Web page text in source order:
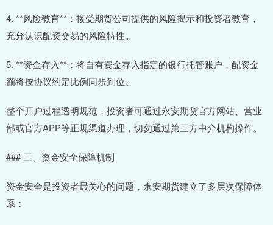
4. **风险教育**：接受期货公司提供的风险揭示和投资者教育，
充分认识配资交易的风险特性。
5. **资金存入**：将自有资金存入指定的银行托管账户，配资金
额将按协议约定比例同步到位。
整个开户过程透明规范，投资者可通过永安期货官方网站、营业
部或官方APP等正规渠道办理，切勿通过第三方中介机构操作。
### 三、资金安全保障机制
资金安全是投资者最关心的问题，永安期货建立了多层次保障体
系：